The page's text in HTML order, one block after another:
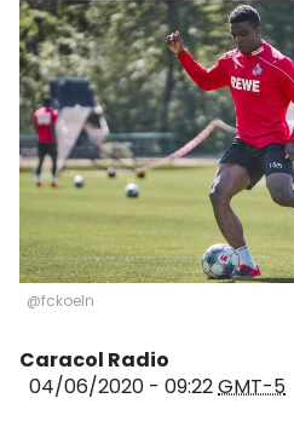
@fckoeln
Caracol Radio
04/06/2020 - 09:22GMT-5